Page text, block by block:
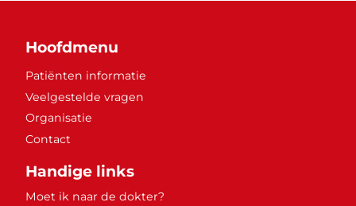
Hoofdmenu
Patiënten informatie
Veelgestelde vragen
Organisatie
Contact
Handige links
Moet ik naar de dokter?